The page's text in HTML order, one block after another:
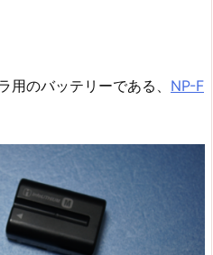
用のバッテリーである、 NP-F